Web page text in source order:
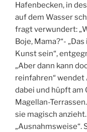
Hafenbecken, in
auf dem Wasser
fragt verwundert:
Boje, Mama?“-
Kunst sein“,
„Aber dann kann
reinfahren“ wendet
dabei und hüpft am
Magellan-
sie magisch anzieht.
„Ausnahmsweise“.